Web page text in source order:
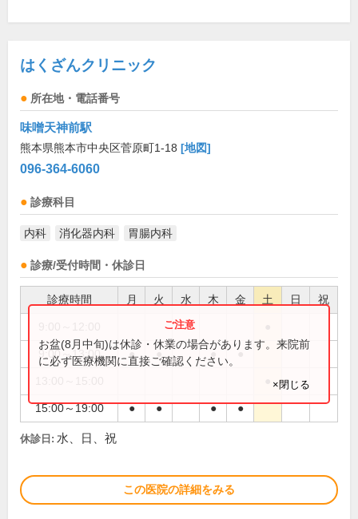
はくざんクリニック
所在地・電話番号
味噌天神前駅
熊本県熊本市中央区菅原町1-18 [地図]
096-364-6060
診療科目
内科 消化器内科 胃腸内科
診療/受付時間・休診日
診療時間 月 火 水 木 金 土 日 祝
9:00～13:00 ● ● ● ●
15:00～19:00 ● ● ● ●
お盆(8月中旬)は休診・休業の場合があります。来院前
に必ず医療機関に直接ご確認ください。
×閉じる
休診日: 水、日、祝
この医院の詳細をみる